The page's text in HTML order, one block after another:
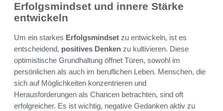
Erfolgsmindset und innere Stärke
entwickeln
Um ein starkes Erfolgsmindset zu entwickeln, ist es
entscheidend, positives Denken zu kultivieren. Diese
optimistische Grundhaltung öffnet Türen, sowohl im
persönlichen als auch im beruflichen Leben. Menschen, die
sich auf Möglichkeiten konzentrieren und
Herausforderungen als Chancen betrachten, sind oft
erfolgreicher. Es ist wichtig, negative Gedanken aktiv zu